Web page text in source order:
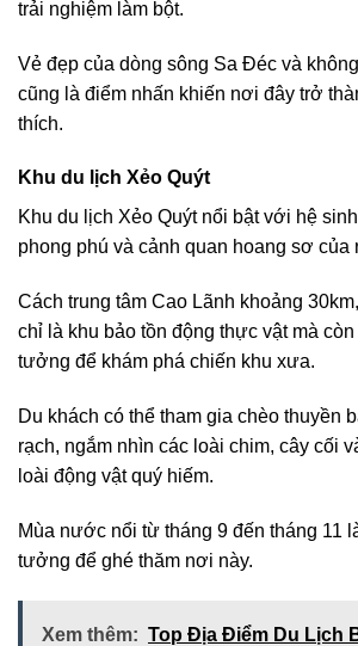
trải nghiệm làm bột.
Vẻ đẹp của dòng sông Sa Đéc và
cũng là điểm nhấn khiến nơi đây trở
thích.
Khu du lịch Xẻo Quýt
Khu du lịch Xẻo Quýt nổi bật với hệ
phong phú và cảnh quan hoang sơ của
Cách trung tâm Cao Lãnh khoảng
chỉ là khu bảo tồn động thực vật mà
tưởng để khám phá chiến khu xưa.
Du khách có thể tham gia chèo thuyền
rạch, ngắm nhìn các loài chim, cây cối
loài động vật quý hiếm.
Mùa nước nổi từ tháng 9 đến tháng 11
tưởng để ghé thăm nơi này.
Xem thêm: Top Địa Điểm Du Lịch